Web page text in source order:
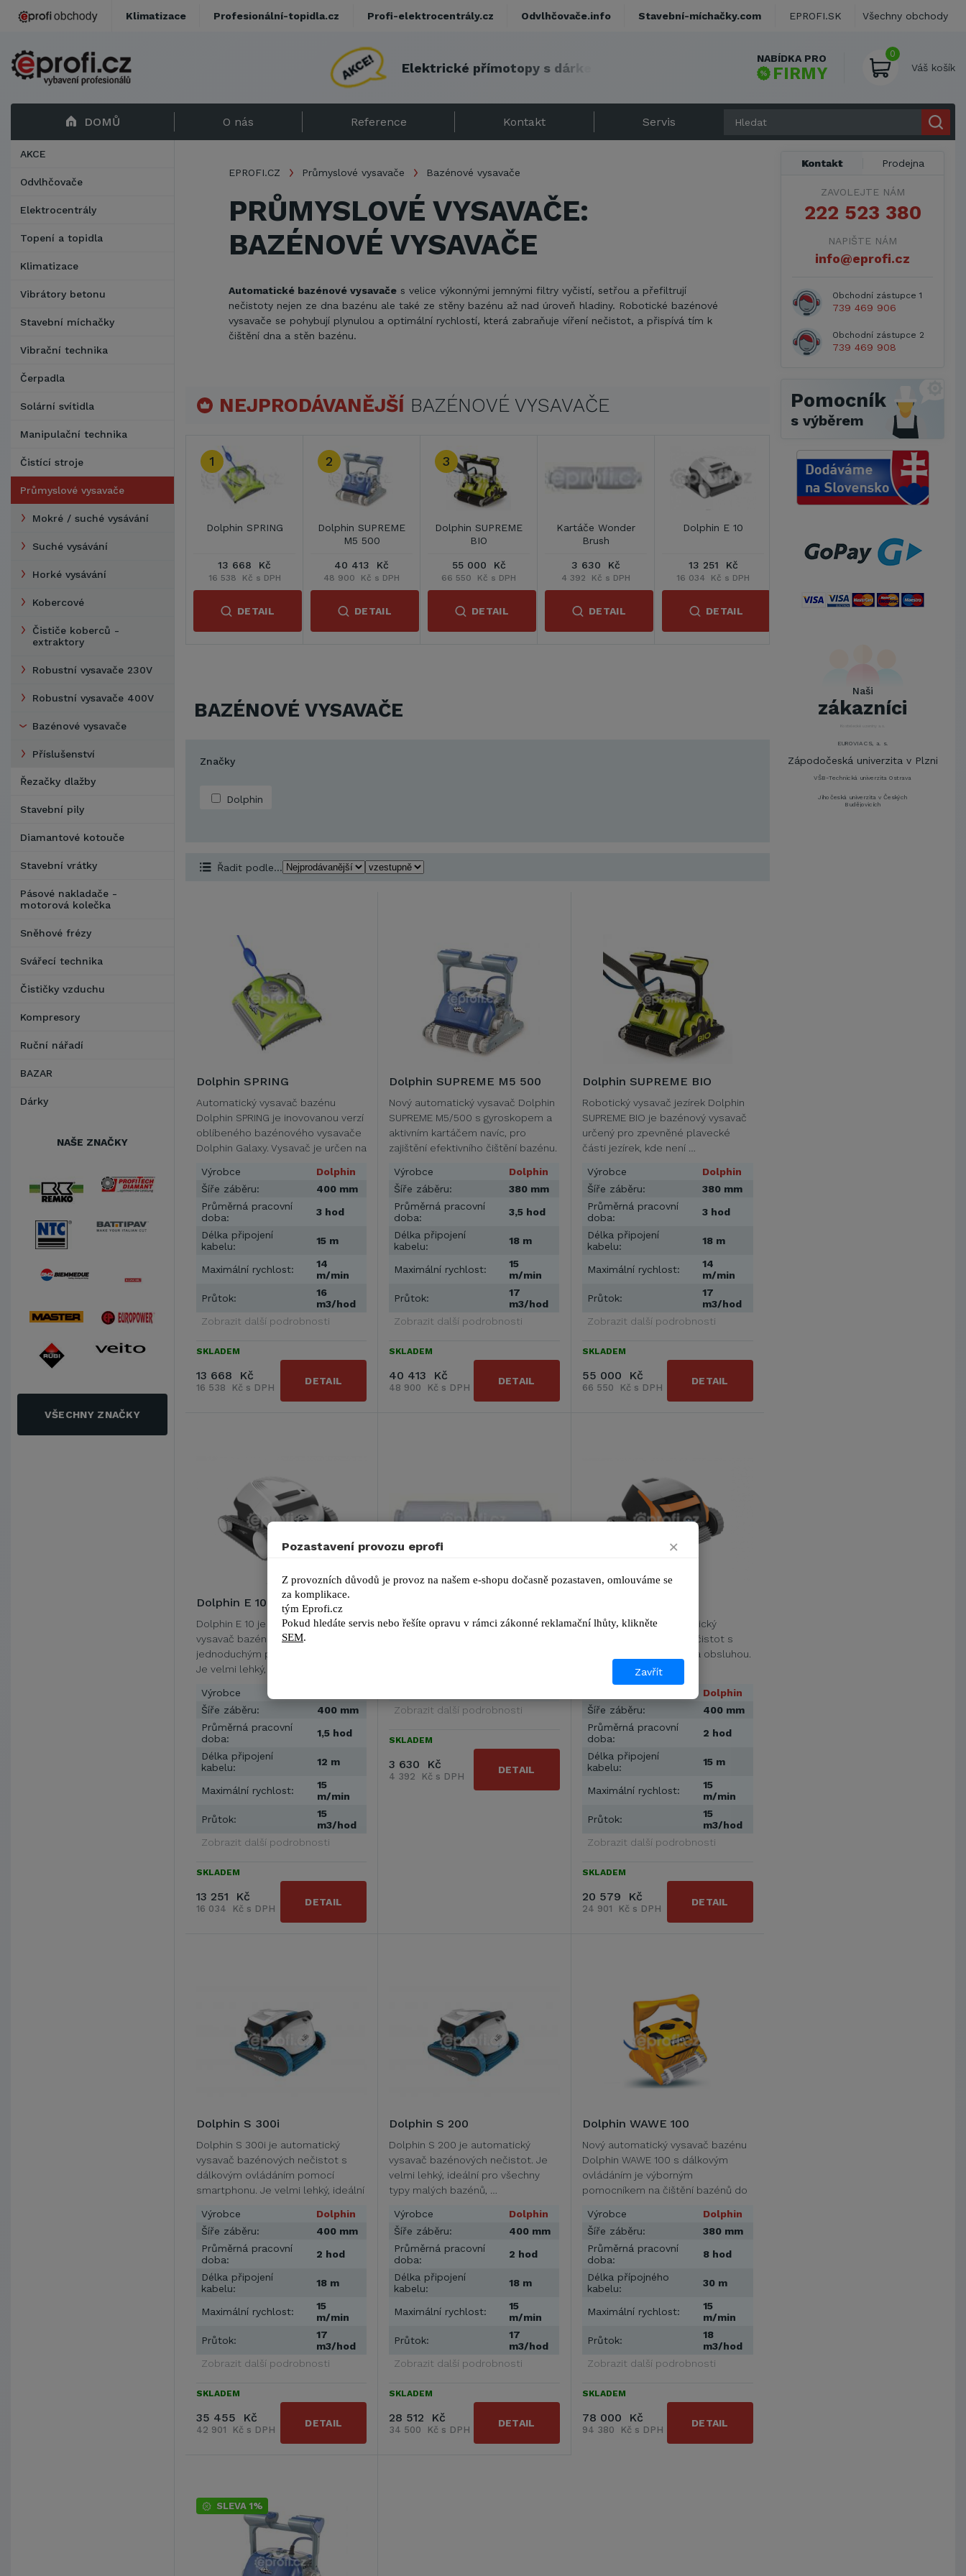
Elektrické přímotopy s dár
NABÍDKA PRO
FIRMY
0
Váš košík
DOMŮ O nás Reference Kontakt Servis
AKCE
Odvlhčovače
Elektrocentrály
Topení a topidla
Klimatizace
Vibrátory betonu
Stavební míchačky
Vibrační technika
Čerpadla
Solární svítidla
Manipulační technika
Čistící stroje
Průmyslové vysavače
Mokré / suché vysávání
Suché vysávání
Horké vysávání
Kobercové
Čističe koberců -
extraktory
Robustní vysavače 230V
Robustní vysavače 400V
Bazénové vysavače
Příslušenství
Řezačky dlažby
Stavební pily
Diamantové kotouče
Stavební vrátky
Pásové nakladače -
motorová kolečka
Sněhové frézy
Svářecí technika
Čističky vzduchu
Kompresory
Ruční nářadí
BAZAR
Dárky
NAŠE ZNAČKY
VŠECHNY ZNAČKY
EPROFI.CZ Průmyslové vysavače Bazénové vysavače
PRŮMYSLOVÉ VYSAVAČE:
BAZÉNOVÉ VYSAVAČE
Automatické bazénové vysavače s velice výkonnými jemnými filtry vyčistí, setřou a přefiltrují
nečistoty nejen ze dna bazénu ale také ze stěny bazénu až nad úroveň hladiny. Robotické bazénové
vysavače se pohybují plynulou a optimální rychlostí, která zabraňuje víření nečistot, a přispívá tím k
čištění dna a stěn bazénu.
NEJPRODÁVANĚJŠÍ BAZÉNOVÉ VYSAVAČE
1
Dolphin SPRING
13 668 Kč
16 538 Kč s DPH
DETAIL
2
Dolphin SUPREME
M5 500
40 413 Kč
48 900 Kč s DPH
DETAIL
3
Dolphin SUPREME
BIO
55 000 Kč
66 550 Kč s DPH
DETAIL
Kartáče Wonder
Brush
3 630 Kč
4 392 Kč s DPH
DETAIL
Dolphin E 10
13 251 Kč
16 034 Kč s DPH
DETAIL
BAZÉNOVÉ VYSAVAČE
Značky
Dolphin
Řadit podle...
Dolphin SPRING
Automatický vysavač bazénu
Dolphin SPRING je inovovanou verzí
oblíbeného bazénového vysavače
Dolphin Galaxy. Vysavač je určen na
Výrobce
Dolphin
Šíře záběru:
400 mm
Průměrná pracovní
doba:
3 hod
Délka připojení
kabelu:
15 m
Maximální rychlost:
14
m/min
Průtok:
16
m3/hod
Zobrazit další podrobnosti
SKLADEM
13 668 Kč
16 538 Kč s DPH
DETAIL
Dolphin SUPREME M5 500
Nový automatický vysavač Dolphin
SUPREME M5/500 s gyroskopem a
aktivním kartáčem navíc, pro
zajištění efektivního čištění bazénu.
Výrobce
Dolphin
Šíře záběru:
380 mm
Průměrná pracovní
doba:
3,5 hod
Délka připojení
kabelu:
18 m
Maximální rychlost:
15
m/min
Průtok:
17
m3/hod
Zobrazit další podrobnosti
SKLADEM
40 413 Kč
48 900 Kč s DPH
DETAIL
Dolphin SUPREME BIO
Robotický vysavač jezírek Dolphin
SUPREME BIO je bazénový vysavač
určený pro zpevněné plavecké
části jezírek, kde není …
Výrobce
Dolphin
Šíře záběru:
380 mm
Průměrná pracovní
doba:
3 hod
Délka připojení
kabelu:
18 m
Maximální rychlost:
14
m/min
Průtok:
17
m3/hod
Zobrazit další podrobnosti
SKLADEM
55 000 Kč
66 550 Kč s DPH
DETAIL
Dolphin E 10
Dolphin E 10 je automatický
vysavač bazénových nečistot s
jednoduchým použitím a obsluhou.
Je velmi lehký, ideální …
Výrobce
Šíře záběru:
400 mm
Průměrná pracovní
doba:
1,5 hod
Délka připojení
kabelu:
12 m
Maximální rychlost:
15
m/min
Průtok:
15
m3/hod
Zobrazit další podrobnosti
SKLADEM
13 251 Kč
16 034 Kč s DPH
DETAIL
Kartáče Wonder Brush pro
Zobrazit další podrobnosti
SKLADEM
3 630 Kč
4 392 Kč s DPH
DETAIL
Dolphin E 20 je automatický
vysavač bazénových nečistot s
jednoduchým použitím a obsluhou.
Je velmi lehký, ideální …
Dolphin
Šíře záběru:
400 mm
Průměrná pracovní
doba:
2 hod
Délka připojení
kabelu:
15 m
Maximální rychlost:
15
m/min
Průtok:
15
m3/hod
Zobrazit další podrobnosti
SKLADEM
20 579 Kč
24 901 Kč s DPH
DETAIL
Dolphin S 300i
Dolphin S 300i je automatický
vysavač bazénových nečistot s
dálkovým ovládáním pomocí
smartphonu. Je velmi lehký, ideální
Výrobce
Dolphin
Šíře záběru:
400 mm
Průměrná pracovní
doba:
2 hod
Délka připojení
kabelu:
18 m
Maximální rychlost:
15
m/min
Průtok:
17
m3/hod
Zobrazit další podrobnosti
SKLADEM
35 455 Kč
42 901 Kč s DPH
DETAIL
Dolphin S 200
Dolphin S 200 je automatický
vysavač bazénových nečistot. Je
velmi lehký, ideální pro všechny
typy malých bazénů, …
Výrobce
Dolphin
Šíře záběru:
400 mm
Průměrná pracovní
doba:
2 hod
Délka připojení
kabelu:
18 m
Maximální rychlost:
15
m/min
Průtok:
17
m3/hod
Zobrazit další podrobnosti
SKLADEM
28 512 Kč
34 500 Kč s DPH
DETAIL
Dolphin WAWE 100
Nový automatický vysavač bazénu
Dolphin WAWE 100 s dálkovým
ovládáním je výborným
pomocníkem na čištění bazénů do
Výrobce
Dolphin
Šíře záběru:
380 mm
Průměrná pracovní
doba:
8 hod
Délka přípojného
kabelu:
30 m
Maximální rychlost:
15
m/min
Průtok:
18
m3/hod
Zobrazit další podrobnosti
SKLADEM
78 000 Kč
94 380 Kč s DPH
DETAIL
SLEVA 1%
Kontakt Prodejna
ZAVOLEJTE NÁM
222 523 380
NAPIŠTE NÁM
info@eprofi.cz
Obchodní zástupce 1
739 469 906
Obchodní zástupce 2
739 469 908
Pomocník
s výběrem
Naši
zákazníci
Brně,Správa kolejí a menz
Arcibiskupství pražské
Kostelecké uzeniny a.s.
EUROVIA CS, a. s.
Zápodočeská univerzita v Plzni
VŠB-Technická univerzita Ostrava
Jihočeská univerzita v Českých
Budějovicích
Klimatizace Profesionální-topidla.cz Profi-elektrocentrály.cz Odvlhčovače.info Stavební-míchačky.com EPROFI.SK Všechny obchody
Pozastavení provozu eprofi ×
Z provozních důvodů je provoz na našem e-shopu dočasně pozastaven, omlouváme se
za komplikace.
tým Eprofi.cz
Pokud hledáte servis nebo řešíte opravu v rámci zákonné reklamační lhůty, kl
SEM.
Zavřít